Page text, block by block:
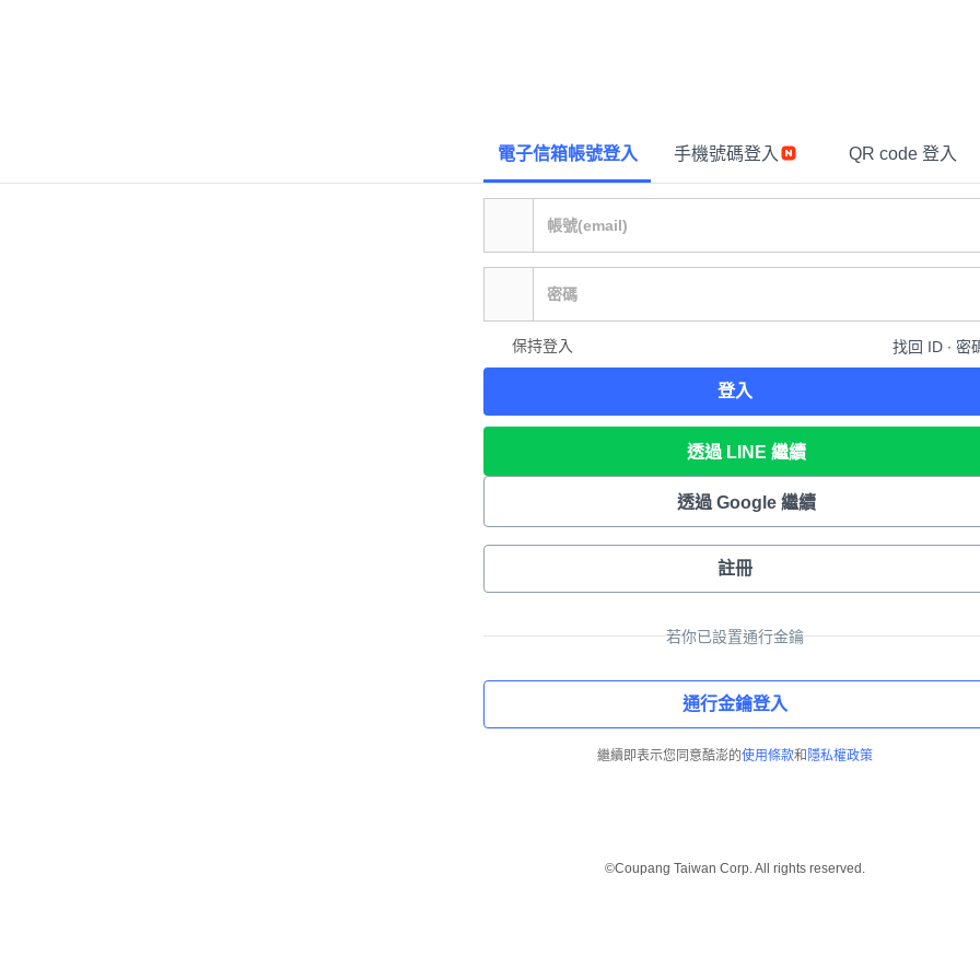
電子信箱帳號登入 手機號碼登入 QR code 登入
保持登入 找回 ID ∙ 密
登入
透過 LINE 繼續
透過 Google 繼續
註冊
若你已設置通行金鑰
通行金鑰登入
繼續即表示您同意酷澎的使用條款和 隱私權政策
©Coupang Taiwan Corp. All rights reserved.